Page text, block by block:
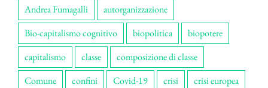
Andrea Fumagalli
autorganizzazione
Bio-capitalismo cognitivo
biopolitica
biopotere
capitalismo
classe
composizione di classe
Comune
confini Covid-19 crisi
crisi europea